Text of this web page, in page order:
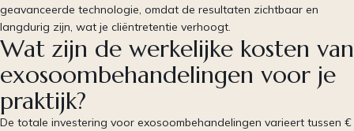
geavanceerde technologie, omdat de resultaten zichtbaar en
langdurig zijn, wat je cliëntretentie verhoogt.
Wat zijn de werkelijke kosten van
exosoombehandelingen voor je
praktijk?
De totale investering voor exosoombehandelingen varieert tussen €